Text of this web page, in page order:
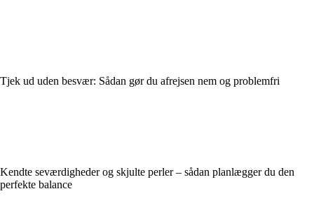
Tjek ud uden besvær: Sådan gør du afrejsen nem og problemfri
Kendte seværdigheder og skjulte perler – sådan planlægger du den
perfekte balance